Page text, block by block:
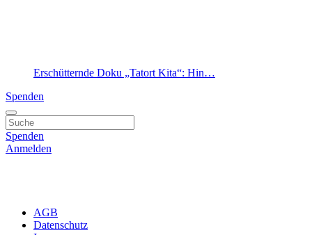
Erschütternde Doku „Tatort Kita“: Hin…
Spenden
Spenden
Anmelden
AGB
Datenschutz